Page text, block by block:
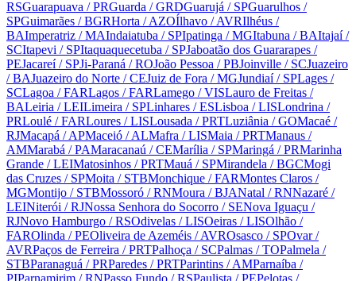
RSGuarapuava / PRGuarda / GRDGuarujá / SPGuarulhos /
SPGuimarães / BGRHorta / AZOÍlhavo / AVRIlhéus /
BAImperatriz / MAIndaiatuba / SPIpatinga / MGItabuna / BAItajaí/
SCItapevi / SPItaquaquecetuba / SPJaboatão dos Guararapes /
PEJacareí/ SPJi-Paraná / ROJoão Pessoa / PBJoinville / SCJuazeiro
/ BAJuazeiro do Norte / CEJuiz de Fora / MGJundiaí/ SPLages /
SCLagoa / FARLagos / FARLamego / VISLauro de Freitas /
BALeiria / LEILimeira / SPLinhares / ESLisboa / LISLondrina /
PRLoulé / FARLoures / LISLousada / PRTLuziânia / GOMacaé /
RJMacapá / APMaceió / ALMafra / LISMaia / PRTManaus /
AMMarabá / PAMaracanaú / CEMarília / SPMaringá / PRMarinha
Grande / LEIMatosinhos / PRTMauá / SPMirandela / BGCMogi
das Cruzes / SPMoita / STBMonchique / FARMontes Claros /
MGMontijo / STBMossoró / RNMoura / BJANatal / RNNazaré /
LEINiterói / RJNossa Senhora do Socorro / SENova Iguaçu /
RJNovo Hamburgo / RSOdivelas / LISOeiras / LISOlhão /
FAROlinda / PEOliveira de Azeméis / AVROsasco / SPOvar/
AVRPaços de Ferreira / PRTPalhoça / SCPalmas / TOPalmela /
STBParanaguá / PRParedes / PRTParintins / AMParnaíba /